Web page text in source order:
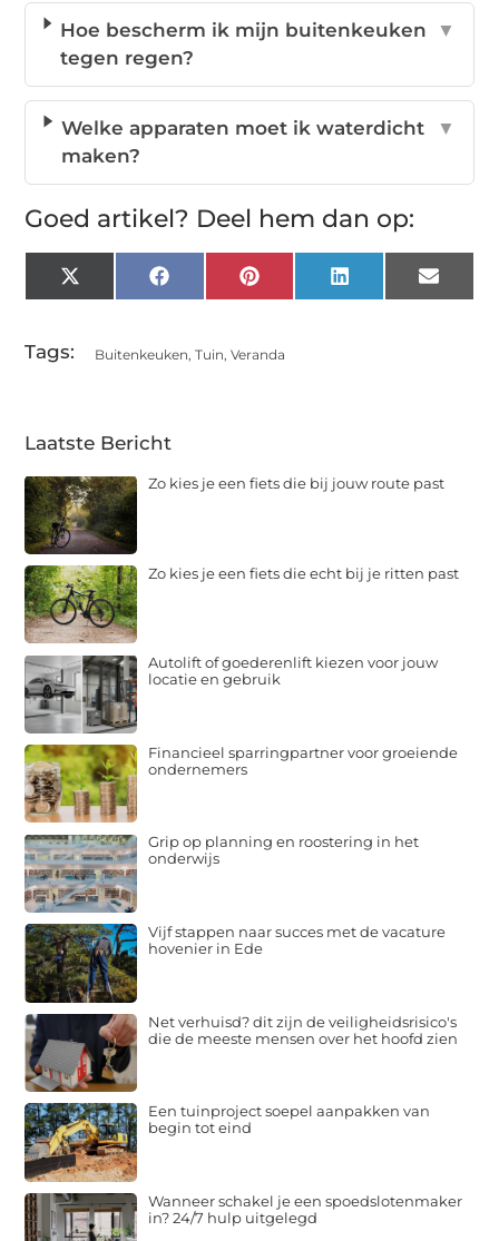
Hoe bescherm ik mijn buitenkeuken
tegen regen?
▼
Welke apparaten moet ik waterdicht
maken?
▼
Goed artikel? Deel hem dan op:
X
(Twitter)
FacebookPinterestLinkedInEmail
Tags: Buitenkeuken,Tuin,Veranda
Laatste Bericht
Zo kies je een fiets die bij jouw route past
Zo kies je een fiets die echt bij je ritten past
Autolift of goederenlift kiezen voor jouw
locatie en gebruik
Financieel sparringpartner voor groeiende
ondernemers
Grip op planning en roostering in het
onderwijs
Vijf stappen naar succes met de vacature
hovenier in Ede
Net verhuisd? dit zijn de veiligheidsrisico's
die de meeste mensen over het hoofd zien
Een tuinproject soepel aanpakken van
begin tot eind
Wanneer schakel je een spoedslotenmaker
in? 24/7 hulp uitgelegd